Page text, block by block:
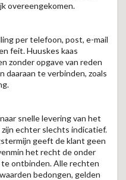
overeengekomen.
per telefoon, post, e-mail
feit. Huuskes kaas
zonder opgave van reden
daaraan te verbinden, zoals
snelle levering van het
echter slechts indicatief.
geeft de klant geen
het recht de onder
ontbinden. Alle rechten
bedongen, gelden